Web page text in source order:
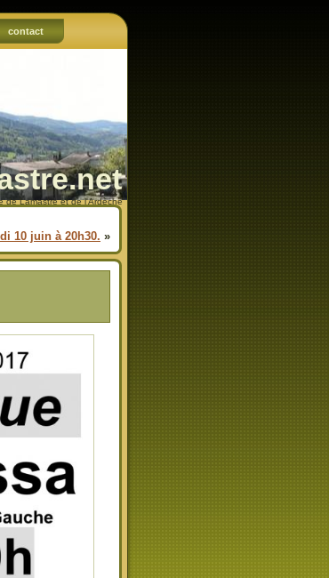
contact
de Lamastre et de l'Ardèche
10 juin à 20h30. »